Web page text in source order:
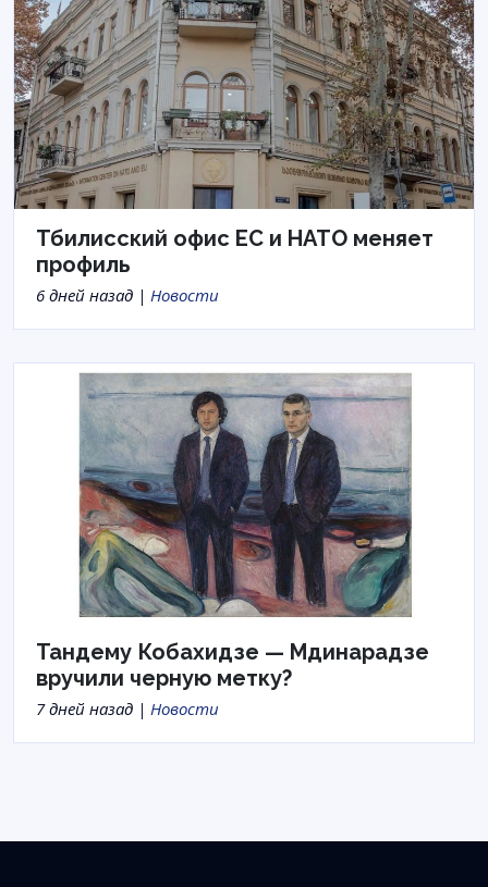
Тбилисский офис ЕС и НАТО меняет
профиль
6 дней назад | Новости
Тандему Кобахидзе — Мдинарадзе
вручили черную метку?
7 дней назад | Новости